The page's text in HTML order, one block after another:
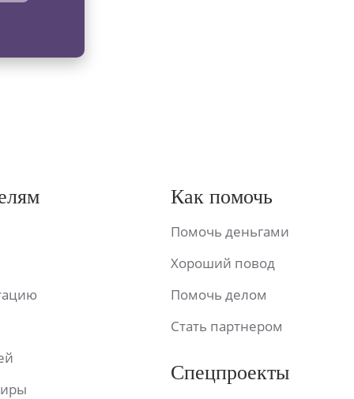
Как помочь
Помочь деньгами
Хороший повод
Помочь делом
Стать партнером
Спецпроекты